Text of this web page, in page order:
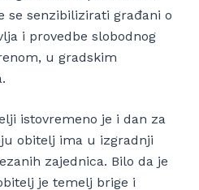
se senzibilizirati građani o
i provedbe slobodnog
u gradskim
istovremeno je i dan za
obitelj ima u izgradnji
zajednica. Bilo da je
je temelj brige i